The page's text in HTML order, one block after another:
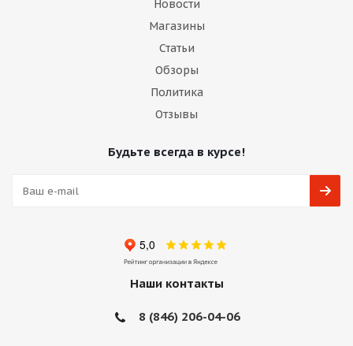
Новости
Магазины
Статьи
Обзоры
Политика
Отзывы
Будьте всегда в курсе!
Наши контакты
8 (846) 206-04-06